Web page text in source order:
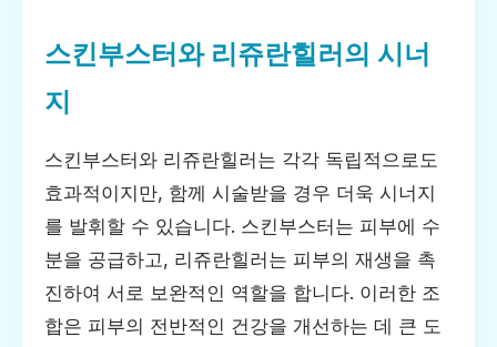
스킨부스터와 리쥬란힐러의 시너
지
스킨부스터와 리쥬란힐러는 각각 독립적으로도
효과적이지만, 함께 시술받을 경우 더욱 시너지
를 발휘할 수 있습니다. 스킨부스터는 피부에 수
분을 공급하고, 리쥬란힐러는 피부의 재생을 촉
진하여 서로 보완적인 역할을 합니다. 이러한 조
합은 피부의 전반적인 건강을 개선하는 데 큰 도